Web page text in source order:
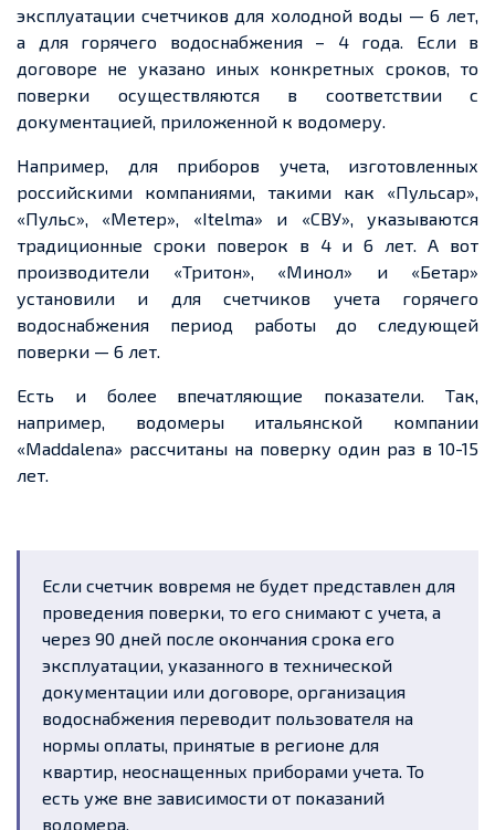
эксплуатации счетчиков для холодной воды — 6 лет,
а для горячего водоснабжения – 4 года. Если в
договоре не указано иных конкретных сроков, то
поверки осуществляются в соответствии с
документацией, приложенной к водомеру.
Например, для приборов учета, изготовленных
российскими компаниями, такими как «Пульсар»,
«Пульс», «Метер», «Itelma» и «СВУ», указываются
традиционные сроки поверок в 4 и 6 лет. А вот
производители «Тритон», «Минол» и «Бетар»
установили и для счетчиков учета горячего
водоснабжения период работы до следующей
поверки — 6 лет.
Есть и более впечатляющие показатели. Так,
например, водомеры итальянской компании
«Maddalena» рассчитаны на поверку один раз в 10-15
лет.
Если счетчик вовремя не будет представлен для
проведения поверки, то его снимают с учета, а
через 90 дней после окончания срока его
эксплуатации, указанного в технической
документации или договоре, организация
водоснабжения переводит пользователя на
нормы оплаты, принятые в регионе для
квартир, неоснащенных приборами учета. То
есть уже вне зависимости от показаний
водомера.